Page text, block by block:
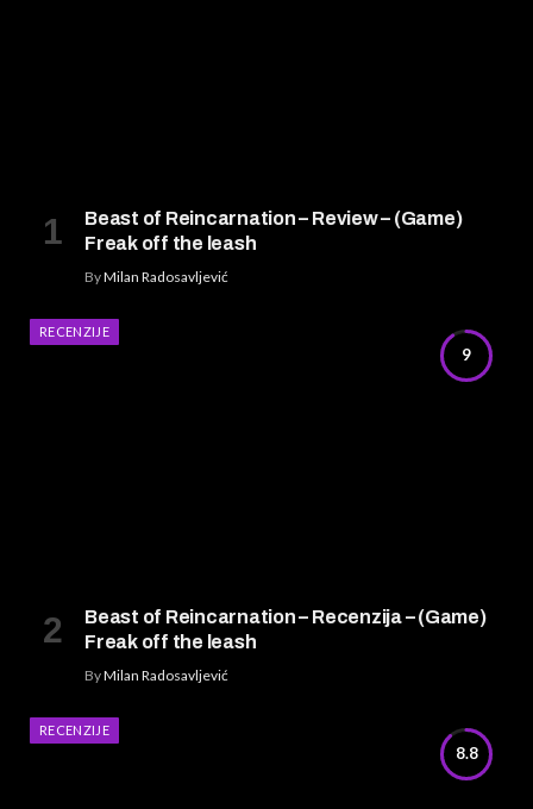
Beast of Reincarnation – Review – (Game)
Freak off the leash
ByMilan Radosavljević
9
RECENZIJE
Beast of Reincarnation – Recenzija – (Game)
Freak off the leash
ByMilan Radosavljević
8.8
RECENZIJE